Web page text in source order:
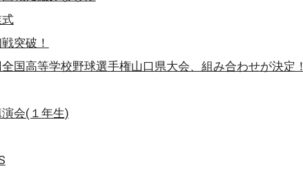
突破！
高等学校野球選手権山口県大会、組み合わせが決定！
会(１年生)